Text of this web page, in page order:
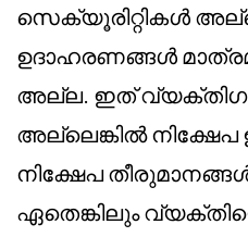
സെക്യൂരിറ്റികൾ
ഉദാഹരണങ്ങൾ
അല്ല. ഇത്
അല്ലെങ്കിൽ
നിക്ഷേപ
ഏതെങ്കിലും